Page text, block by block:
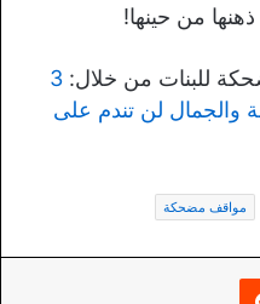
من حينها!
للبنات من خلال: 3
لن تندم على
مواقف مضحكة